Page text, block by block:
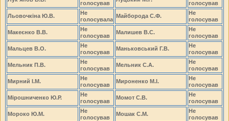
голосував голосував
Льовочкіна Ю.В.
Не
голосувала
Майборода С.Ф.
Не
голосував
Макеєнко В.В.
Не
голосував
Малишев В.С.
Не
голосував
Мальцев В.О.
Не
голосував
Маньковський Г.В.
Не
голосував
Мельник П.В.
Не
голосував
Мельник С.А.
Не
голосував
Мирний І.М.
Не
голосував
Мироненко М.І.
Не
голосував
Мірошниченко Ю.Р.
Не
голосував
Момот С.В.
Не
голосував
Мороко Ю.М.
Не
голосував
Мошак С.М.
Не
голосував